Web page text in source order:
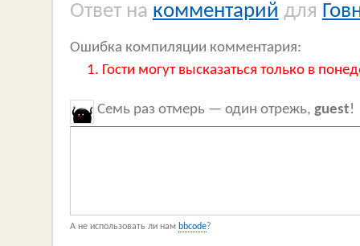
Ответ на комментарий для
Ошибка компиляции комментария:
Гости могут высказаться только в
Семь раз отмерь — один отрежь, guest!
А не использовать ли нам bbcode?